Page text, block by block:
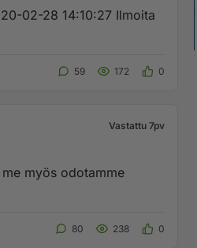
59 172 0
Vastattu 7pv
myös odotamme
80 238 0